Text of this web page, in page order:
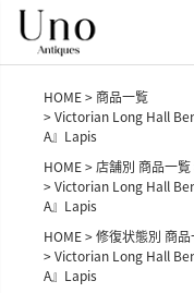
HOME
商品一覧
Victorian Long Hall
A』Lapis
HOME
店舗別 商品一覧
Victorian Long Hall
A』Lapis
HOME
修復状態別 商
Victorian Long Hall
A』Lapis